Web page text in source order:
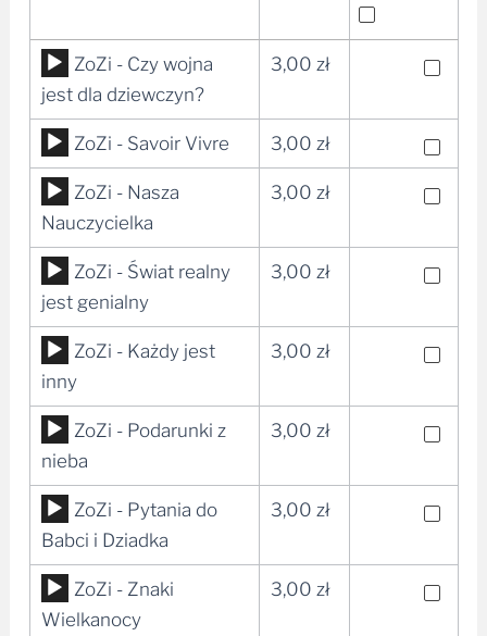
Odtwarzacz
plików
dźwiękowych
ZoZi - Czy wojna
jest dla dziewczyn?
3,00 zł
Odtwarzacz
plików
dźwiękowych
ZoZi - Savoir Vivre 3,00 zł
Odtwarzacz
plików
dźwiękowych
ZoZi - Nasza
Nauczycielka
3,00 zł
Odtwarzacz
plików
dźwiękowych
ZoZi - Świat realny
jest genialny
3,00 zł
Odtwarzacz
plików
dźwiękowych
ZoZi - Każdy jest
inny
3,00 zł
Odtwarzacz
plików
dźwiękowych
ZoZi - Podarunki z
nieba
3,00 zł
Odtwarzacz
plików
dźwiękowych
ZoZi - Pytania do
Babci i Dziadka
3,00 zł
Odtwarzacz
plików
ZoZi - Znaki
Wielkanocy
3,00 zł